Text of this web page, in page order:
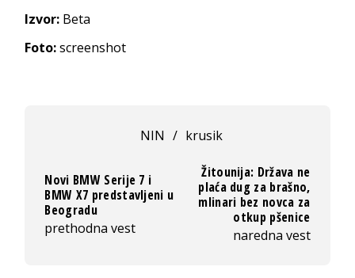
Izvor: Beta
Foto:screenshot
NIN / krusik
Novi BMW Serije 7 i
BMW X7 predstavljeni u
Beogradu
prethodna vest
Žitounija: Država ne
plaća dug za brašno,
mlinari bez novca za
otkup pšenice
naredna vest